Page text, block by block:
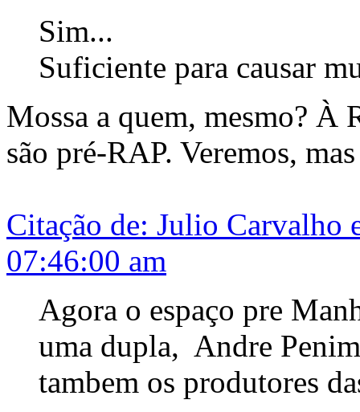
Sim...
Suficiente para causar
Mossa a quem, mesmo? À
são pré-RAP. Veremos,
Citação de: Julio Carvalho
07:46:00 am
Agora o espaço pre
uma dupla, Andre
tambem os produtores